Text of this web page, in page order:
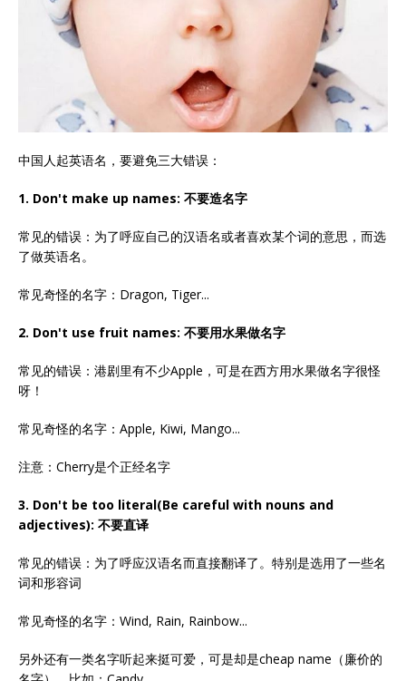
中国人起英语名，要避免三大错误：
1. Don't make up names: 不要造名字
常见的错误：为了呼应自己的汉语名或者喜欢某个词的意思，而选
了做英语名。
常见奇怪的名字：Dragon, Tiger...
2. Don't use fruit names: 不要用水果做名字
常见的错误：港剧里有不少Apple，可是在西方用水果做名字很怪
呀！
常见奇怪的名字：Apple, Kiwi, Mango...
注意：Cherry是个正经名字
3. Don't be too literal(Be careful with nouns and
adjectives): 不要直译
常见的错误：为了呼应汉语名而直接翻译了。特别是选用了一些名
词和形容词
常见奇怪的名字：Wind, Rain, Rainbow...
另外还有一类名字听起来挺可爱，可是却是cheap name（廉价的